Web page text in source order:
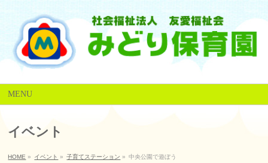
MENU
イベント
HOME » イベント » 子育てステーション » 中央公園で遊ぼう